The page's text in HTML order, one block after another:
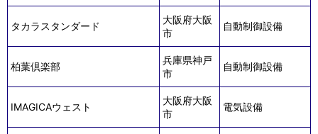
タカラスタンダード
大阪府大阪
市
自動制御設備
柏葉倶楽部
兵庫県神戸
市
自動制御設備
IMAGICAウェスト
大阪府大阪
市
電気設備